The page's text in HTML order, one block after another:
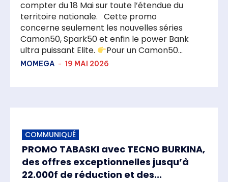
compter du 18 Mai sur toute l’étendue du
territoire nationale. Cette promo
concerne seulement les nouvelles séries
Camon50, Spark50 et enfin le power Bank
ultra puissant Elite.
Pour un Camon50...
MOMEGA - 19 MAI 2026
COMMUNIQUÉ
PROMO TABASKI avec TECNO BURKINA,
des offres exceptionnelles jusqu’à
22.000f de réduction et des...